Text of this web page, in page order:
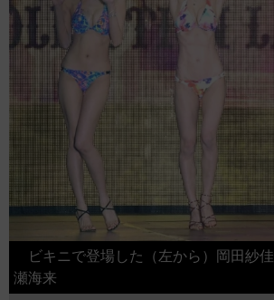
ビキニで登場した（左から）岡田紗
瀬海来